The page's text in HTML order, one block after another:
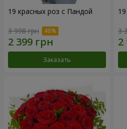
19 красных роз с Пандой
3 998 грн
Заказать
3